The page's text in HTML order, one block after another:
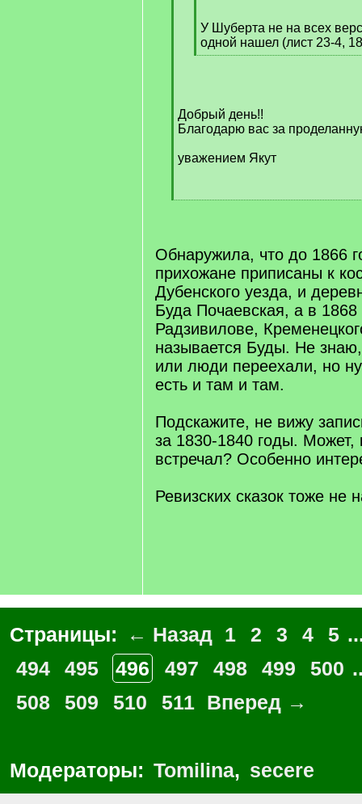
У Шуберта не на всех
одной нашел (лист 23-4,
[
Добрый день!!
Благодарю вас за
уважением Якут
[
Обнаружила, что до 1866
прихожане приписаны к
Дубенского уезда, и
Буда Почаевская, а в 1868
Радзивилове,
называется Буды. Не
или люди переехали, но
есть и там и там.
Подскажите, не вижу
за 1830-1840 годы. Может,
встречал? Особенно
Ревизских сказок тоже не
Страницы: ← Назад 1 2 3 4 5
494
495 496 497 498 499 500
508
509 510 511 Вперед →
Модераторы: Tomilina, secere